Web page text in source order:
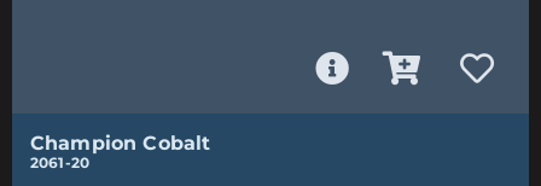
Champion Cobalt
2061-20